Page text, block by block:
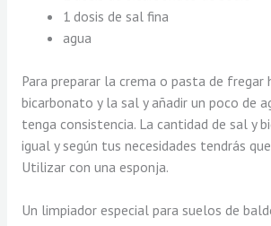
1 dosis de sal fina
agua
Para preparar la crema o pasta de fregar
bicarbonato y la sal y añadir un poco de
tenga consistencia. La cantidad de sal y
igual y según tus necesidades tendrás
Utilizar con una esponja.
Un limpiador especial para suelos de